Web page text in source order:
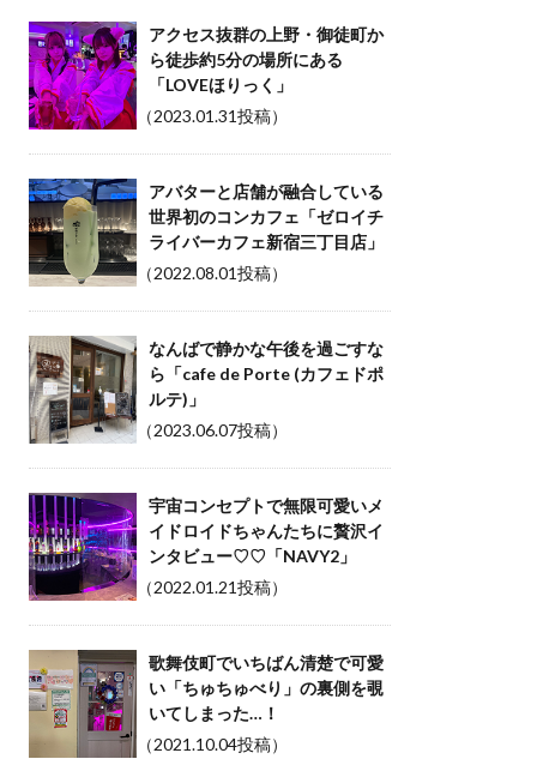
アクセス抜群の上野・御徒町か
ら徒歩約5分の場所にある
「LOVEほりっく」
（2023.01.31投稿）
アバターと店舗が融合している
世界初のコンカフェ「ゼロイチ
ライバーカフェ新宿三丁目店」
（2022.08.01投稿）
なんばで静かな午後を過ごすな
ら「cafe de Porte (カフェドポ
ルテ)」
（2023.06.07投稿）
宇宙コンセプトで無限可愛いメ
イドロイドちゃんたちに贅沢イ
ンタビュー♡♡「NAVY2」
（2022.01.21投稿）
歌舞伎町でいちばん清楚で可愛
い「ちゅちゅべり」の裏側を覗
いてしまった…！
（2021.10.04投稿）